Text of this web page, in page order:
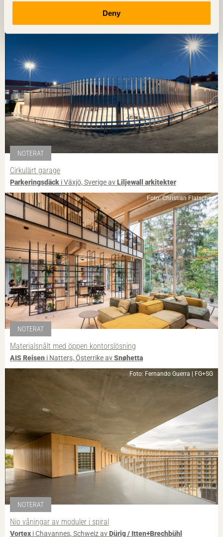
Deny
NOTERAT
Cirkulärt garage
Parkeringsdäck i Växjö, Sverige avLiljewall arkitekter
Foto: Christian Flatscher
NOTERAT
Materialsnålt med öppen kontorslösning
AIS Reisen i Natters, Österrike avSnøhetta
Foto: Fernando Guerra | FG+SG
NOTERAT
Nio våningar av moduler i spiral
Vortex i Chavannes, Schweiz avDürig / Itten+Brechbühl